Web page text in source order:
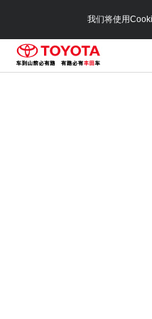
我们将使用